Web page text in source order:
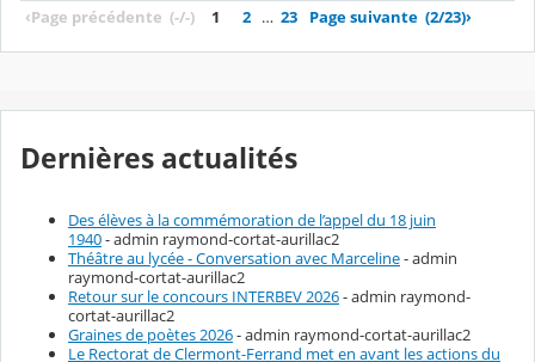
‹Page précédente (-/-) 1 2 … 23 Page suivante (2/23)›
Dernières actualités
Des élèves à la commémoration de l’appel du 18 juin
1940- admin raymond-cortat-aurillac2
Théâtre au lycée - Conversation avec Marceline- admin
raymond-cortat-aurillac2
Retour sur le concours INTERBEV 2026- admin raymond-
cortat-aurillac2
Graines de poètes 2026- admin raymond-cortat-aurillac2
Le Rectorat de Clermont-Ferrand met en avant les actions du